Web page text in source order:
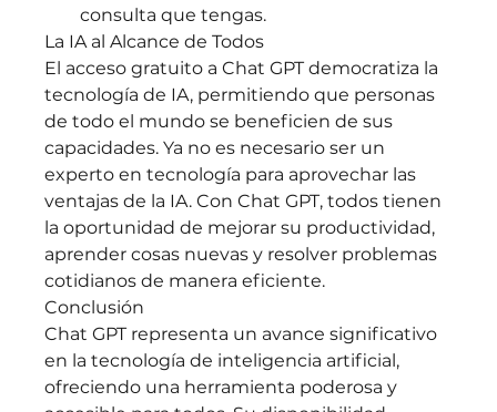
consulta que tengas.
La IA al Alcance de Todos
El acceso gratuito a Chat GPT democratiza la
tecnología de IA, permitiendo que personas
de todo el mundo se beneficien de sus
capacidades. Ya no es necesario ser un
experto en tecnología para aprovechar las
ventajas de la IA. Con Chat GPT, todos tienen
la oportunidad de mejorar su productividad,
aprender cosas nuevas y resolver problemas
cotidianos de manera eficiente.
Conclusión
Chat GPT representa un avance significativo
en la tecnología de inteligencia artificial,
ofreciendo una herramienta poderosa y